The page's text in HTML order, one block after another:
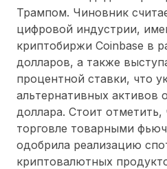
Трампом. Чиновник
цифровой индустрии,
криптобиржи Coinbase в
долларов, а также
процентной ставки, что
альтернативных активов
доллара. Стоит
торговле товарными
одобрила реализацию
криптовалютных